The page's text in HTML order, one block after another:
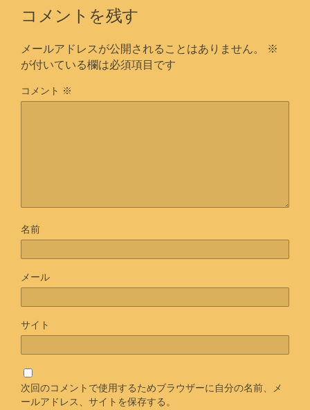
コメントを残す
メールアドレスが公開されることはありません。
※
が付いている欄は必須項目です
コメント ※
名前
メール
サイト
次回のコメントで使用するためブラウザーに自分の名前、メ
ールアドレス、サイトを保存する。